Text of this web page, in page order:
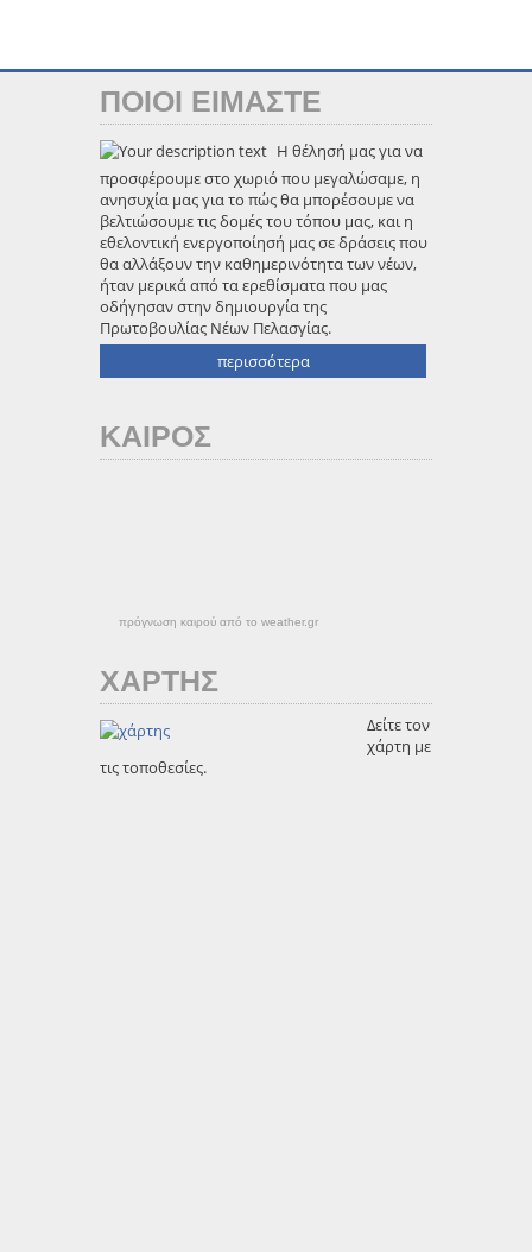
ΠΟΙΟΙ ΕΙΜΑΣΤΕ
Η θέλησή μας για να
προσφέρουμε στο χωριό που μεγαλώσαμε, η
ανησυχία μας για το πώς θα μπορέσουμε να
βελτιώσουμε τις δομές του τόπου μας, και η
εθελοντική ενεργοποίησή μας σε δράσεις που
θα αλλάξουν την καθημερινότητα των νέων,
ήταν μερικά από τα ερεθίσματα που μας
οδήγησαν στην δημιουργία της
Πρωτοβουλίας Νέων Πελασγίας.
περισσότερα
ΚΑΙΡΟΣ
πρόγνωση καιρού από το weather.gr
ΧΑΡΤΗΣ
Δείτε τον
χάρτη με
τις τοποθεσίες.